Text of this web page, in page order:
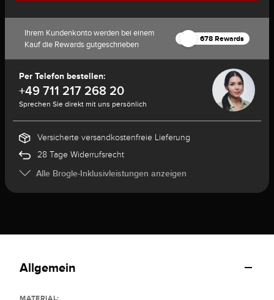
Ihrem Kundenkonto werden bei einem
Kauf die Rewards gutgeschrieben
678 Rewards
Per Telefon bestellen:
+49 711 217 268 20
Sprechen Sie direkt mit uns persönlich
Versicherte versandkostenfreie Lieferung
28 Tage Widerrufsrecht
Alle Brogle-Inklusivleistungen anzeigen
Allgemein